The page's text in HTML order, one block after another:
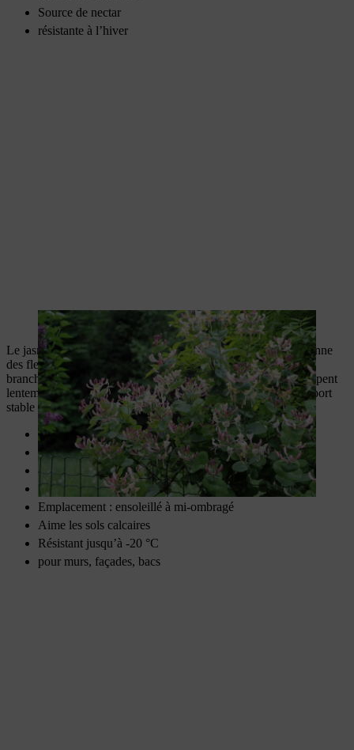
Source de nectar
résistante à l’hiver
Le chèvrefeuille véritable est une plante grimpante indigène.
Le jasmin d’hiver perd certes ses feuilles à l’automne, mais donne
des fleurs d’un jaune vif de décembre à mars, tandis que ses
branches restent vertes. Les lianes grappinantes qui se développent
lentement au cours des premières années, ont besoin d’un support
stable et conviennent également aux bacs.
Lianes grappinantes
3 à 5 m de haut
Grandit de 20 à 30 cm par an
Fleurs hivernales
Emplacement : ensoleillé à mi-ombragé
Aime les sols calcaires
Résistant jusqu’à -20 °C
pour murs, façades, bacs